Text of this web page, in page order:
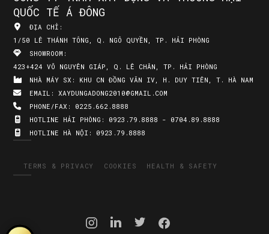
QUỐC TẾ Á ĐÔNG
ĐỊA CHỈ:
1/50 LÊ THÁNH TÔNG, Q. NGÔ QUYỀN, TP. HẢI PHÒNG
SHOWROOM:
423+424 VÕ NGUYÊN GIÁP, Q. LÊ CHÂN, TP. HẢI PHÒNG
NHÀ MÁY SX: KHU CN ĐỒNG VĂN IV, H. DUY TIÊN, T. HÀ NAM
EMAIL: XAYDUNGADONG2010@GMAIL.COM
PHONE/FAX: 0225.662.8888
HOTLINE HẢI PHÒNG: 0923.79.8888 - 0704.89.8888
HOTLINE HÀ NỘI: 0923.79.8888
TERMS & PRIVACY COOKIES HEALTH & SAFETY